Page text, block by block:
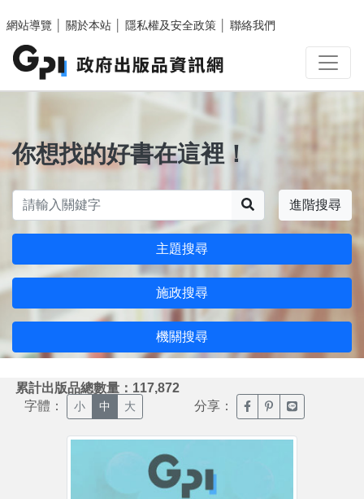
網站導覽
關於本站 隱私權及安全政策 聯絡我們
你想找的好書在這裡！
進階搜尋
主題搜尋
施政搜尋
機關搜尋
累計出版品總數量：117,872
字體： 小 中 大 分享： 臉書分享(另開新視窗)
噗浪分享(另開新
Line分享(另